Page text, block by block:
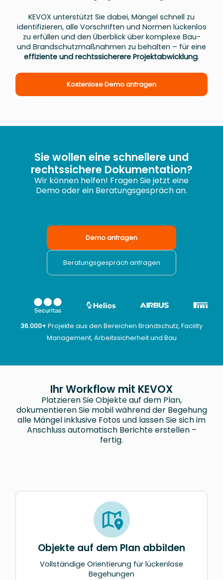
KEVOX unterstützt Sie dabei, Mängel schnell zu
identifizieren, alle Vorschriften und Normen lückenlos
zu erfüllen und den Überblick über komplexe Bau-
und Brandschutzmaßnahmen zu behalten – für eine
effiziente und rechtssicherere Projektabwicklung.
Kostenlose Demo anfragen
Sie wollen eine schnellere und
rechtssichere Dokumentation?
Wir können helfen! Fragen Sie jetzt eine
Demo oder ein Beratungsgespräch an.
Demo anfragen
Beratungsgespräch anfragen
36.000+Projekte aus den Bereichen Brandschutz, Facility
Management, Arbeitssicherheit und Bau
Ihr Workflow mit KEVOX
Platzieren Sie Objekte auf dem Plan,
dokumentieren Sie mobil während der Begehung
alle Mängel inklusive Fotos und lassen Sie sich im
Anschluss automatisch Berichte erstellen –
fertig.
Objekte auf dem Plan abbilden
Vollständige Orientierung für lückenlose
Begehungen